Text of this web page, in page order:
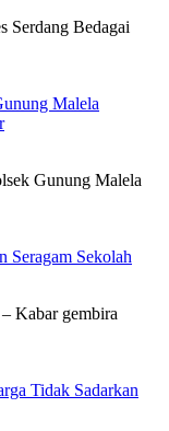
Serdang Bedagai
Malela
Gunung Malela
Seragam Sekolah
Kabar gembira
Tidak Sadarkan